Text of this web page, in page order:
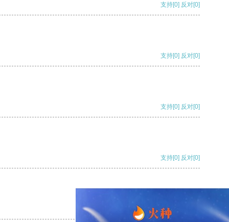
支持[0] 反对[0]
支持[0] 反对[0]
支持[0] 反对[0]
支持[0] 反对[0]
支持